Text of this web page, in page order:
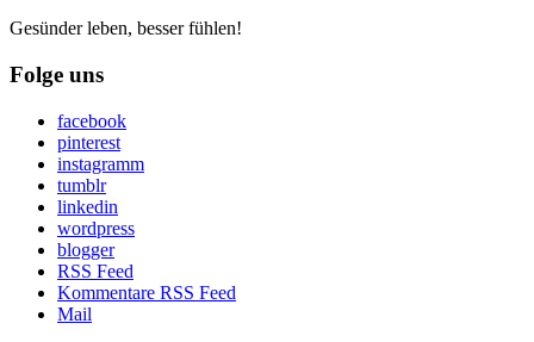
Gesünder leben, besser fühlen!
Folge uns
facebook
pinterest
instagramm
tumblr
linkedin
wordpress
blogger
RSS Feed
Kommentare RSS Feed
Mail